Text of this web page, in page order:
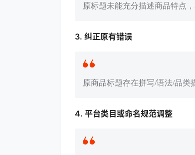
原标题未能充分描述商品特点
3. 纠正原有错误
原商品标题存在拼写/语法/品类
4. 平台类目或命名规范调整